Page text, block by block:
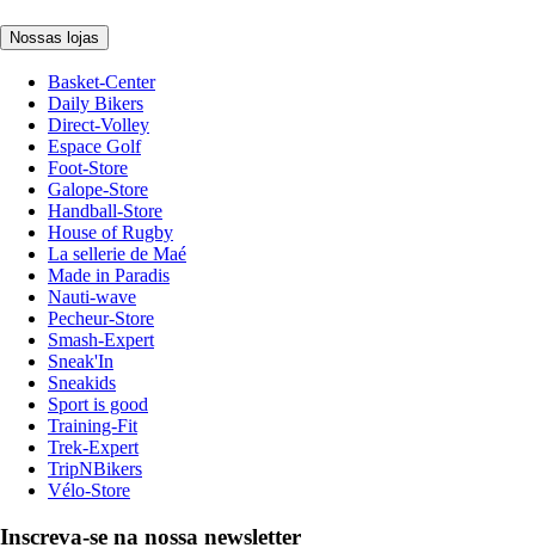
Nossas lojas
Basket-Center
Daily Bikers
Direct-Volley
Espace Golf
Foot-Store
Galope-Store
Handball-Store
House of Rugby
La sellerie de Maé
Made in Paradis
Nauti-wave
Pecheur-Store
Smash-Expert
Sneak'In
Sneakids
Sport is good
Training-Fit
Trek-Expert
TripNBikers
Vélo-Store
Inscreva-se na nossa newsletter